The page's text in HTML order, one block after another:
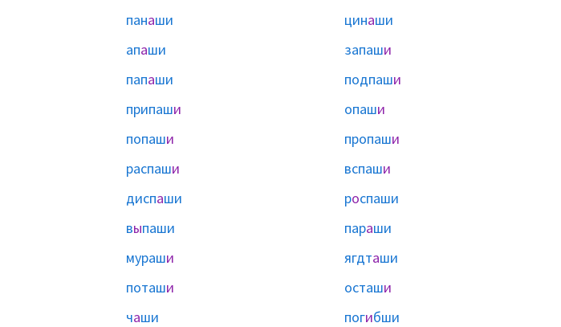
панаши цинаши
апаши запаши
папаши подпаши
припаши опаши
попаши пропаши
распаши вспаши
диспаши роспаши
выпаши параши
мураши ягдташи
поташи осташи
чаши погибши